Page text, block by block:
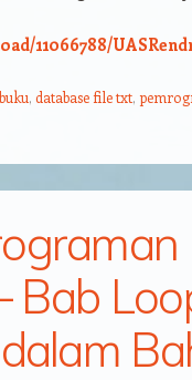
11066788/
, database file txt,
Bab